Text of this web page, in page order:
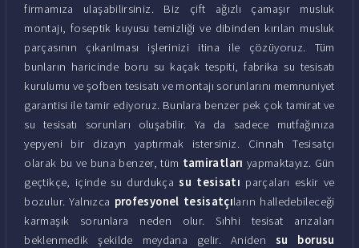
firmamıza ulaşabilirsiniz. Biz çift ağızlı çamaşır musluk
montajı, foseptik kuyusu temizliği ve dibinden kırılan musluk
parçasının çıkarılması işlerinizi itina ile çözüyoruz. Tüm
bunların haricinde boru su kaçak tespiti, fabrika su tesisatı
kurulumu ve şofben tesisatı ve montajı sorunlarını memnuniyet
garantisi ile tamir ediyoruz. Bunlara benzer pek çok tamirat ve
su tesisatı sorunları oluşabilir. Ya da sadece mutfağınıza
yepyeni bir dizayn yaptırmak istersiniz. Cinnah Tesisatçı
olarak bu ve buna benzer, tüm tamiratları yapmaktayız. Gün
geçtikçe, içinde su durdukçasu tesisatı parçaları eskir ve
bozulur. Yalnızca profesyonel tesisatçıların halledebileceği
karmaşık sorunlara neden olur. Sıhhi tesisat arızaları
beklenmedik şekilde meydana gelir. Aniden su borusu